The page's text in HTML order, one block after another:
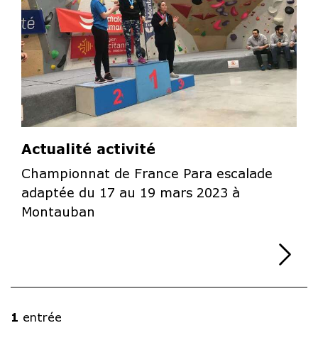
Actualité activité
Championnat de France Para escalade
adaptée du 17 au 19 mars 2023 à
Montauban
1 entrée